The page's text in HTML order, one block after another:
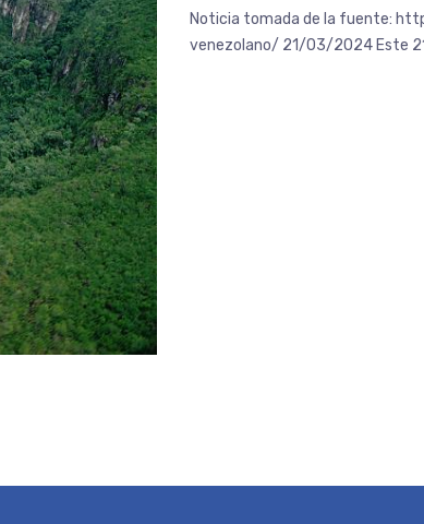
Noticia tomada de la fuente:
venezolano/ 21/03/2024 Este